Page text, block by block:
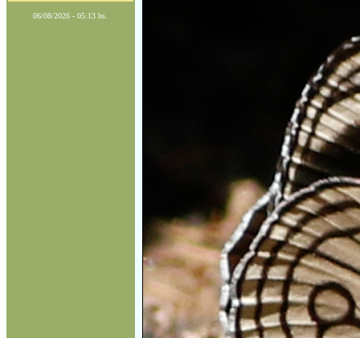
06/08/2026 - 05:13 hs.